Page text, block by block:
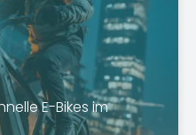
E-Bikes im